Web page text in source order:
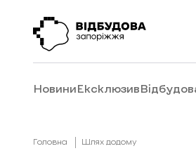
НовиниЕксклюзив
Головна Шлях додому